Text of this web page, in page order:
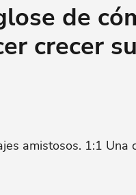
de
crecer
amistosos. 1:1